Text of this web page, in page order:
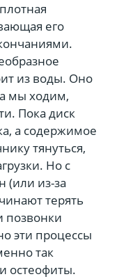
его
из воды. Оно
мы ходим,
Пока диск
а содержимое
тянуться,
Но с
(или из-за
терять
позвонки
эти процессы
так
остеофиты.